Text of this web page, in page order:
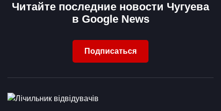
Читайте последние новости Чугуева
в Google News
Подписаться